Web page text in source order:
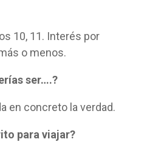
10, 11. Interés por
o menos.
ser….?
en concreto la verdad.
para viajar?